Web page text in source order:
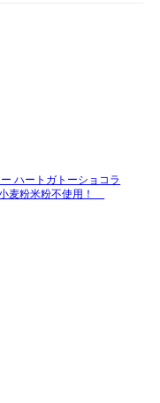
ハートガトーショコラ
麦粉米粉不使用！